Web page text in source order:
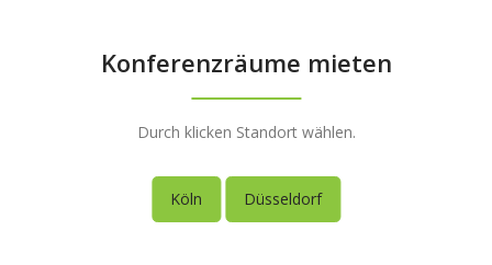
Konferenzräume mieten
Durch klicken Standort wählen.
Köln Düsseldorf